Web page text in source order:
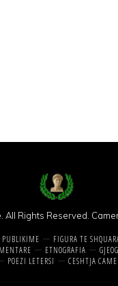
Rights Reserved.
PUBLIKIME FIGURA TE
ETNOGRAFIA
POEZI LETERSI
CESHTJA CAME